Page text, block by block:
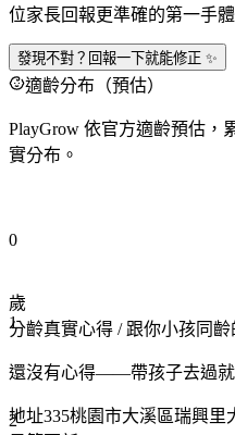
位家長回報更準確的第一手體
發現不對？回報一下就能修正 ✨
適齡分布（預估）
PlayGrow 依官方適齡預估，
實分布。
0
1
2
歲
分齡真實心得 / 跟你小孩同
還沒有心得——帶孩子去過就
地址335桃園市大溪區瑞興里